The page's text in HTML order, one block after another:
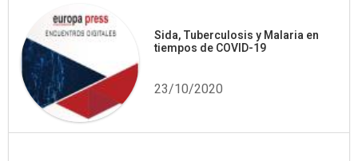
Sida, Tuberculosis y Malaria en
tiempos de COVID-19
23/10/2020